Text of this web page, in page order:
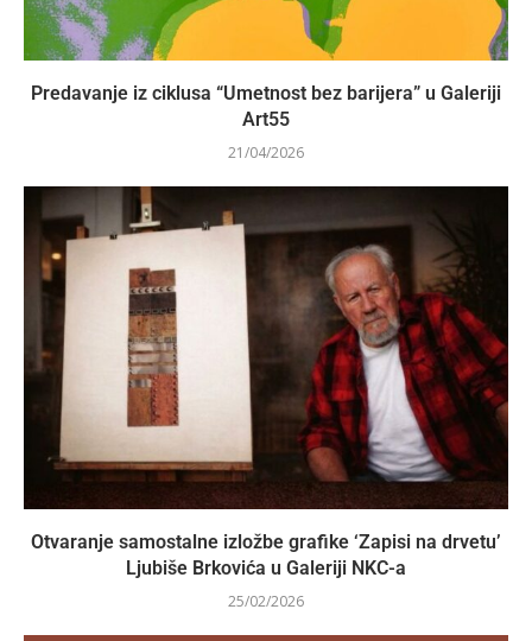
Predavanje iz ciklusa “Umetnost bez barijera” u Galeriji
Art55
21/04/2026
Otvaranje samostalne izložbe grafike ‘Zapisi na drvetu’
Ljubiše Brkovića u Galeriji NKC-a
25/02/2026